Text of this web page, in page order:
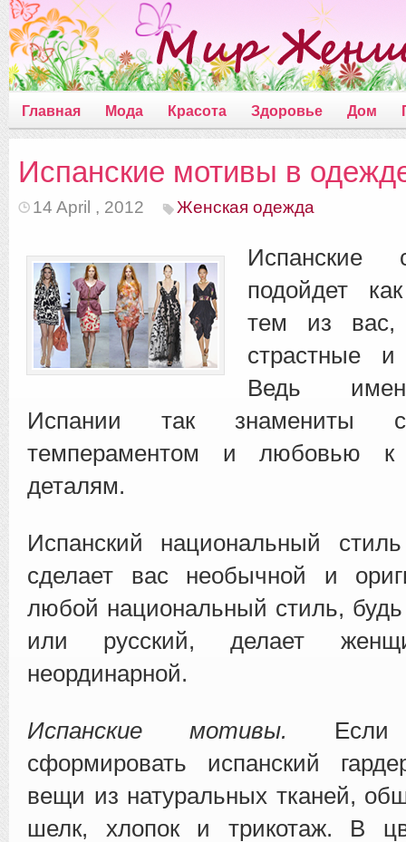
Главная Мода Красота Здоровье Дом
Испанские мотивы в
14 April , 2012 Женская одежда
Испанские
подойдет
тем из вас,
страстные
Ведь
Испании так знамениты
темпераментом и любовью к
деталям.
Испанский национальный
сделает вас необычной и
любой национальный стиль,
или русский, делает
неординарной.
Испанские мотивы.
Если
сформировать испанский
вещи из натуральных тканей,
шелк, хлопок и трикотаж. В